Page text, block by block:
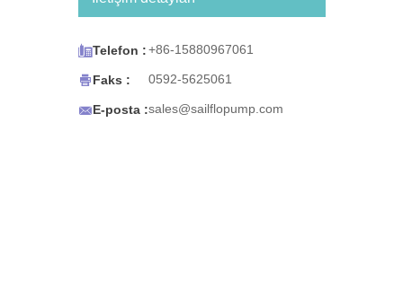
arabaları ve portatif lavabolar
gerektiren her türlü kullanım
Şişelenmiş Su Sistemi de
Telefon :+86-15880967061
Faks : 0592-5625061
E-posta :sales@sailflopump.com